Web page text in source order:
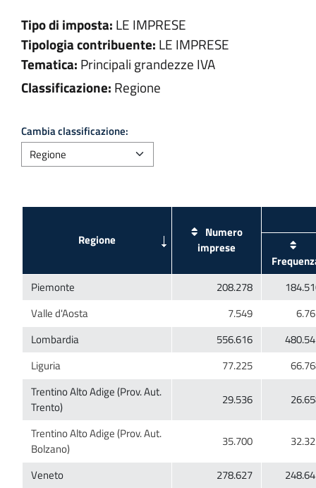
Tipo di imposta: LE IMPRESE
Tipologia contribuente: LE IMPRESE
Tematica: Principali grandezze IVA
Classificazione: Regione
Cambia classificazione:
Numero
Trentino Alto Adige (Prov. Aut.
Trentino Alto Adige (Prov. Aut.